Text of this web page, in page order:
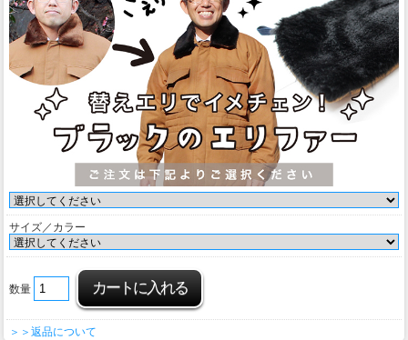
サイズ／カラー
数量
＞＞返品について